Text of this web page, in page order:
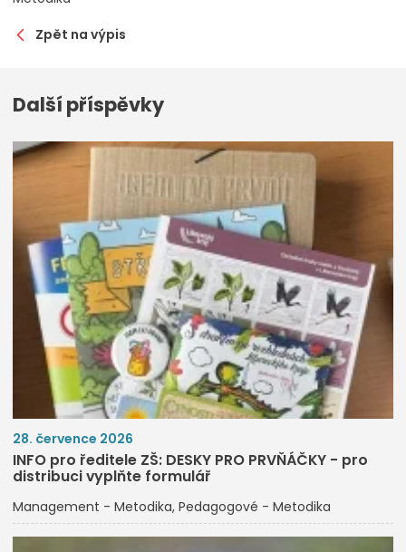
Zpět na výpis
Další příspěvky
28. července 2026
INFO pro ředitele ZŠ: DESKY PRO PRVŇÁČKY - pro
distribuci vyplňte formulář
Management - Metodika Pedagogové - Metodika